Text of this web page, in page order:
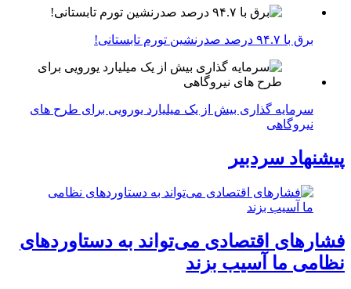
برق با ۹۴.۷ درصد صدرنشین تورم تابستانی!
سرمایه گذاری بیش از یک میلیارد یورویی برای طرح های
نیروگاهی
پیشنهاد سردبیر
فشارهای اقتصادی می‌تواند به دستاوردهای
نظامی ما آسیب بزند